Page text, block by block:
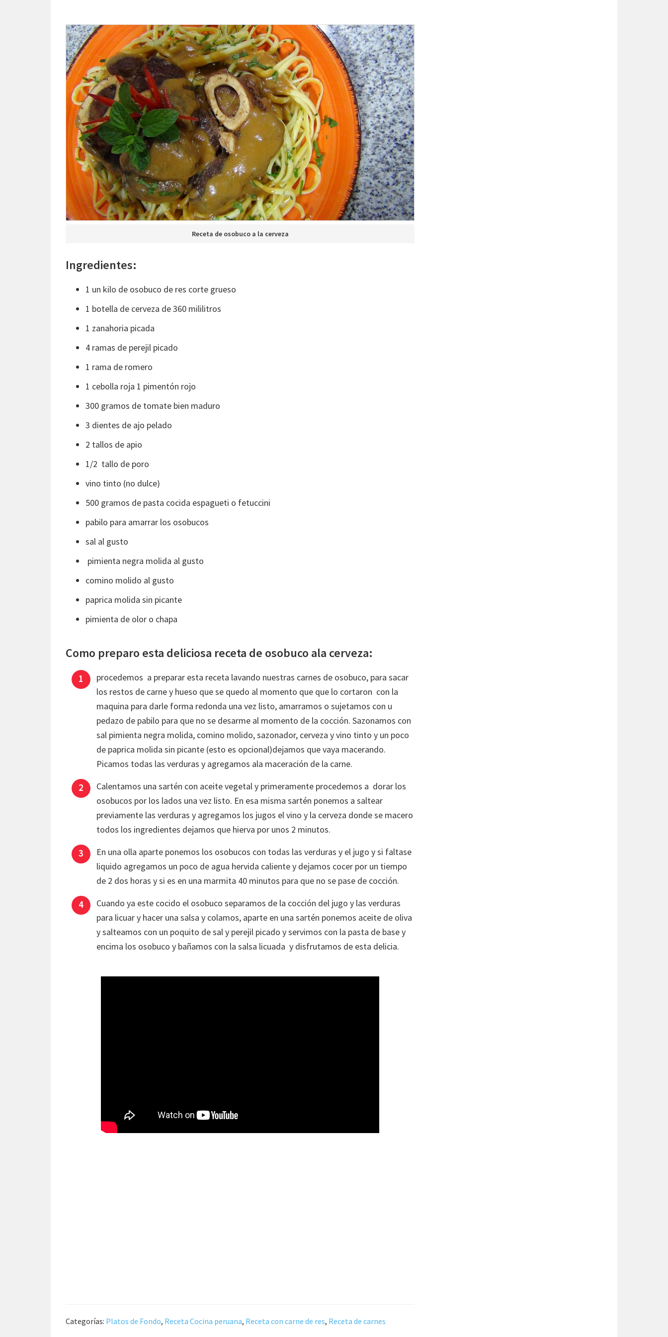
Receta de osobuco a la cerveza
Ingredientes:
1 un kilo de osobuco de res corte grueso
1 botella de cerveza de 360 mililitros
1 zanahoria picada
4 ramas de perejil picado
1 rama de romero
1 cebolla roja 1 pimentón rojo
300 gramos de tomate bien maduro
3 dientes de ajo pelado
2 tallos de apio
1/2 tallo de poro
vino tinto (no dulce)
500 gramos de pasta cocida espagueti o fetuccini
pabilo para amarrar los osobucos
sal al gusto
pimienta negra molida al gusto
comino molido al gusto
paprica molida sin picante
pimienta de olor o chapa
Como preparo esta deliciosa receta de osobuco ala cerveza:
procedemos a preparar esta receta lavando nuestras carnes de osobuco, para sacar
los restos de carne y hueso que se quedo al momento que que lo cortaron con la
maquina para darle forma redonda una vez listo, amarramos o sujetamos con u
pedazo de pabilo para que no se desarme al momento de la cocción. Sazonamos con
sal pimienta negra molida, comino molido, sazonador, cerveza y vino tinto y un poco
de paprica molida sin picante (esto es opcional)dejamos que vaya macerando.
Picamos todas las verduras y agregamos ala maceración de la carne.
Calentamos una sartén con aceite vegetal y primeramente procedemos a dorar los
osobucos por los lados una vez listo. En esa misma sartén ponemos a saltear
previamente las verduras y agregamos los jugos el vino y la cerveza donde se macero
todos los ingredientes dejamos que hierva por unos 2 minutos.
En una olla aparte ponemos los osobucos con todas las verduras y el jugo y si faltase
liquido agregamos un poco de agua hervida caliente y dejamos cocer por un tiempo
de 2 dos horas y si es en una marmita 40 minutos para que no se pase de cocción.
Cuando ya este cocido el osobuco separamos de la cocción del jugo y las verduras
para licuar y hacer una salsa y colamos, aparte en una sartén ponemos aceite de oliva
y salteamos con un poquito de sal y perejil picado y servimos con la pasta de base y
encima los osobuco y bañamos con la salsa licuada y disfrutamos de esta delicia.
Categorías: Platos de Fondo, Receta Cocina peruana, Receta con carne de res, Receta de carnes